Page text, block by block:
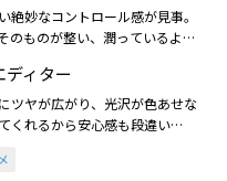
絶妙なコントロール感が見事。
のものが整い、潤っているよう
ディター
ツヤが広がり、光沢が色あせな
くれるから安心感も段違い